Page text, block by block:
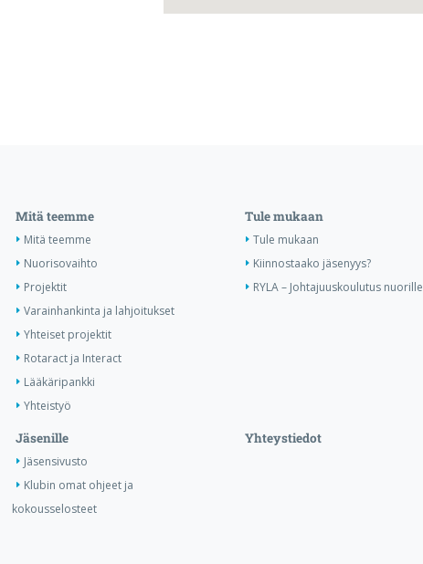
Mitä teemme
Mitä teemme
Nuorisovaihto
Projektit
Varainhankinta ja lahjoitukset
Yhteiset projektit
Rotaract ja Interact
Lääkäripankki
Yhteistyö
Tule mukaan
Tule mukaan
Kiinnostaako jäsenyys?
RYLA – Johtajuuskoulutus nuorille
Jäsenille
Jäsensivusto
Klubin omat ohjeet ja
kokousselosteet
Yhteystiedot